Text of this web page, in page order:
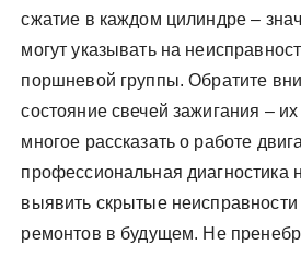
сжатие в каждом цилиндре –
могут указывать на
поршневой группы. Обратите
состояние свечей зажигания –
многое рассказать о работе
профессиональная диагностика
выявить скрытые неисправности
ремонтов в будущем. Не